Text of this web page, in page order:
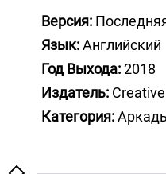
Версия:
Язык:Английский
Год Выхода:2018
Издатель:
Категория: